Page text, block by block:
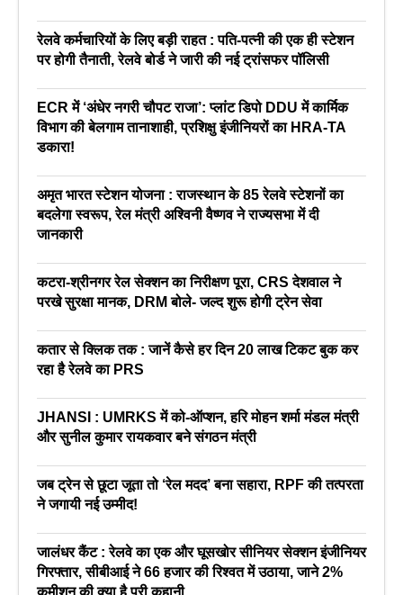
रेलवे कर्मचारियों के लिए बड़ी राहत : पति-पत्नी की एक ही स्टेशन
पर होगी तैनाती, रेलवे बोर्ड ने जारी की नई ट्रांसफर पॉलिसी
ECR में ‘अंधेर नगरी चौपट राजा’: प्लांट डिपो DDU में कार्मिक
विभाग की बेलगाम तानाशाही, प्रशिक्षु इंजीनियरों का HRA-TA
डकारा!
अमृत भारत स्टेशन योजना : राजस्थान के 85 रेलवे स्टेशनों का
बदलेगा स्वरूप, रेल मंत्री अश्विनी वैष्णव ने राज्यसभा में दी
जानकारी
कटरा-श्रीनगर रेल सेक्शन का निरीक्षण पूरा, CRS देशवाल ने
परखे सुरक्षा मानक, DRM बोले- जल्द शुरू होगी ट्रेन सेवा
कतार से क्लिक तक : जानें कैसे हर दिन 20 लाख टिकट बुक कर
रहा है रेलवे का PRS
JHANSI : UMRKS में को-ऑप्शन, हरि मोहन शर्मा मंडल मंत्री
और सुनील कुमार रायकवार बने संगठन मंत्री
जब ट्रेन से छूटा जूता तो ‘रेल मदद’ बना सहारा, RPF की तत्परता
ने जगायी नई उम्मीद!
जालंधर कैंट : रेलवे का एक और घूसखोर सीनियर सेक्शन इंजीनियर
गिरफ्तार, सीबीआई ने 66 हजार की रिश्वत में उठाया, जाने 2%
कमीशन की क्या है पूरी कहानी